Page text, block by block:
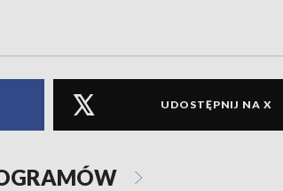
UDOSTĘPNIJ NA X